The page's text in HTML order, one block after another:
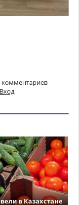
комментариев
Вход
в Казахстане